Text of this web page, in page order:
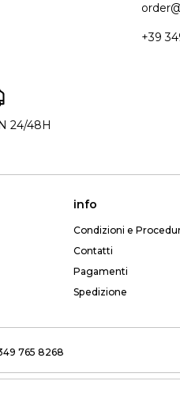
+39
24/48H
info
Condizioni e
Contatti
Pagamenti
Spedizione
765 8268